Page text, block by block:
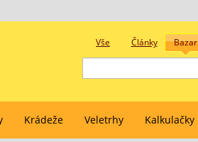
Vše Články Bazar
Krádeže Veletrhy Kalkulačky